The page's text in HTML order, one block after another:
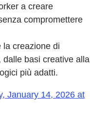
a creare
compromettere
la creazione di
basi creative alla
più adatti.
January 14, 2026 at